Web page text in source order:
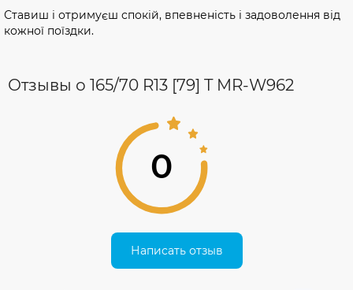
Ставиш і отримуєш спокій, впевненість і задоволення від
кожної поїздки.
Отзывы о 165/70 R13 [79] T MR-W962
0
Написать отзыв